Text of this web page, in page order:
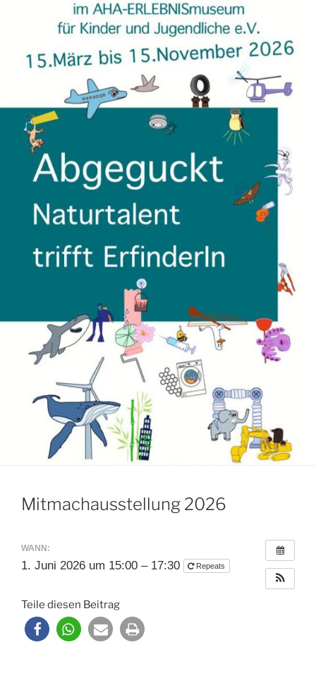
Mitmachausstellung 2026
WANN:
1. Juni 2026 um 15:00 – 17:30 Repeats
Teile diesen Beitrag